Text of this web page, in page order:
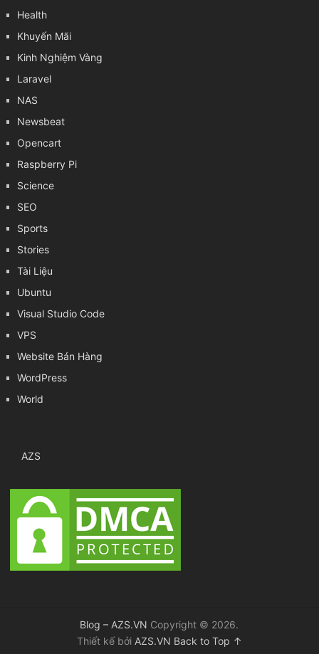
Health
Khuyến Mãi
Kinh Nghiệm Vàng
Laravel
NAS
Newsbeat
Opencart
Raspberry Pi
Science
SEO
Sports
Stories
Tài Liệu
Ubuntu
Visual Studio Code
VPS
Website Bán Hàng
WordPress
World
AZS
Blog – AZS.VN Copyright © 2026.
Thiết kế bởi AZS.VN Back to Top ↑